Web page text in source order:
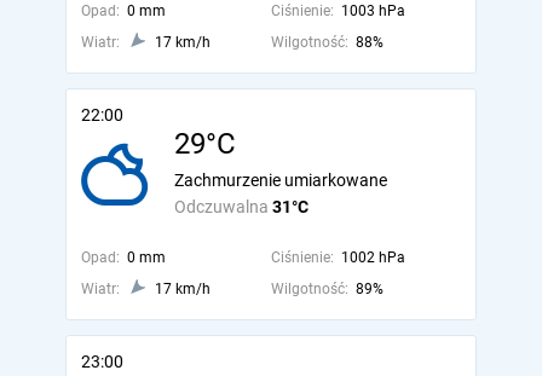
Opad: 0 mm Ciśnienie: 1003 hPa
Wiatr:
17 km/h Wilgotność: 88%
22:00
29°C
Odczuwalna 31°C
Zachmurzenie umiarkowane
Opad: 0 mm Ciśnienie: 1002 hPa
Wiatr:
17 km/h Wilgotność: 89%
23:00